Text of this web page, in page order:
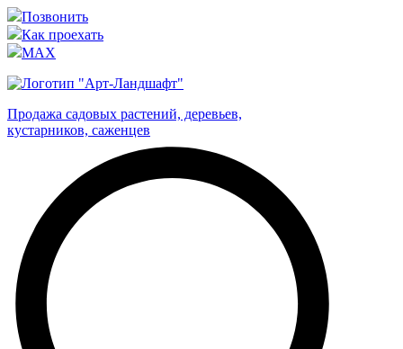
Позвонить
Как проехать
MAX
Продажа садовых растений, деревьев,
кустарников, саженцев